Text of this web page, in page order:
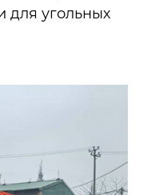
для угольных